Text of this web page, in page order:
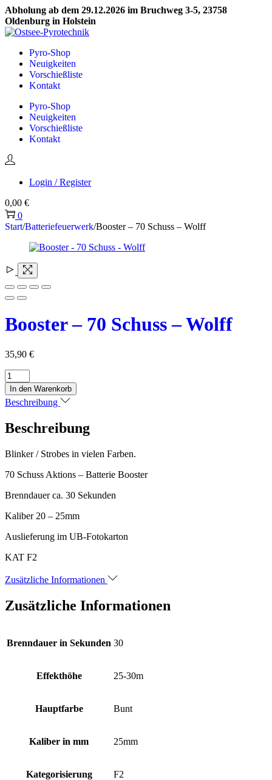
Abholung ab dem 29.12.2026 im Bruchweg 3-5, 23758
Oldenburg in Holstein
Skip
navigation
Skip
contentPyro-Shop
Neuigkeiten
Vorschießliste
Kontakt
Pyro-Shop
Neuigkeiten
Vorschießliste
Kontakt
Login / Register
0,00 €
0
Start/Batteriefeuerwerk/Booster – 70 Schuss – Wolff
Booster – 70 Schuss – Wolff
35,90 €
Booster
-
70
Schuss
Wolff
In den Warenkorb
Beschreibung
Beschreibung
Blinker / Strobes in vielen Farben.
70 Schuss Aktions – Batterie Booster
Brenndauer ca. 30 Sekunden
Kaliber 20 – 25mm
Auslieferung im UB-Fotokarton
KAT F2
Zusätzliche Informationen
Zusätzliche Informationen
Brenndauer in Sekunden 30
Effekthöhe 25-30m
Hauptfarbe Bunt
Kaliber in mm 25mm
Kategorisierung F2